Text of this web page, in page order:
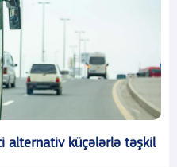
alternativ küçələrlə təşkil